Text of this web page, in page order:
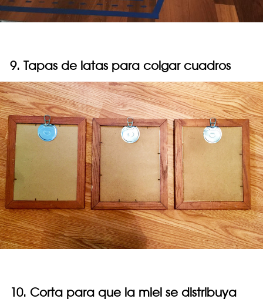
9. Tapas de latas para colgar cuadros
10. Corta para que la miel se distribuya